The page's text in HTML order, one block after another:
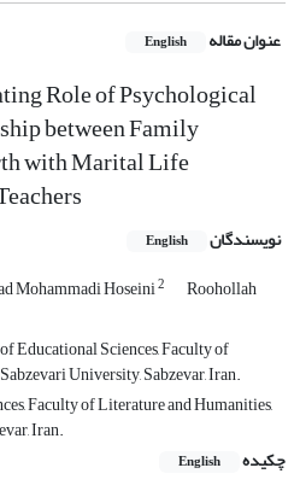
عنوان مقاله English
Role of Psychological
between Family
with Marital Life
نویسندگان English
Mohammadi Hoseini2 Roohollah
Educational Sciences, Faculty of
University, Sabzevar, Iran.
Faculty of Literature and Humanities,
Iran.
چکیده
English